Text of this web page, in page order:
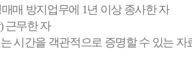
매 방지업무에 1년 이상 종사한 자
)근무한 자
시간을 객관적으로 증명할 수 있는 자